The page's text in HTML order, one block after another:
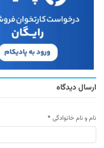
ارسال دیدگاه
نام و نام خانوادگی *